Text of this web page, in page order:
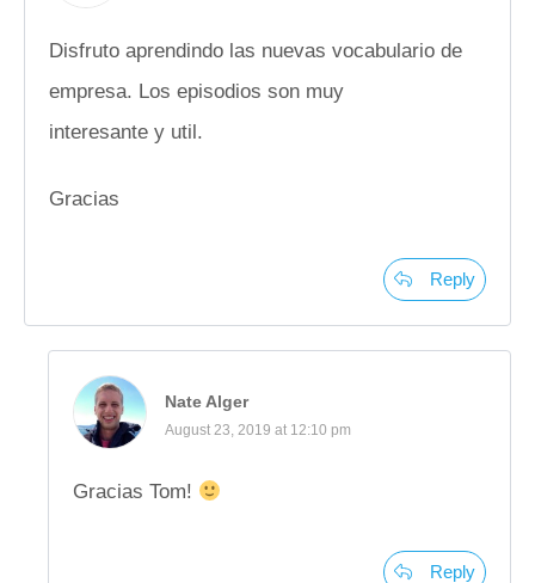
Disfruto aprendindo las nuevas vocabulario de
empresa. Los episodios son muy
interesante y util.
Gracias
Reply
Nate Alger
August 23, 2019 at 12:10 pm
Gracias Tom!
Reply